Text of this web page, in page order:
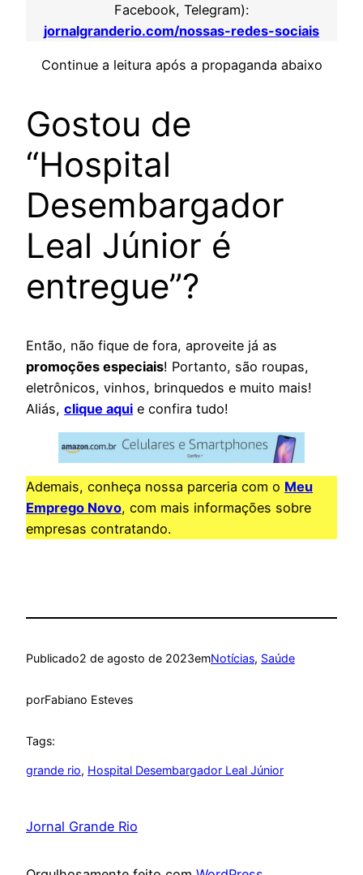
Facebook, Telegram):
jornalgranderio.com/nossas-redes-sociais
Continue a leitura após a propaganda abaixo
Gostou de
“Hospital
Desembargador
Leal Júnior é
entregue”?
Então, não fique de fora, aproveite já as
promoções especiais! Portanto, são roupas,
eletrônicos, vinhos, brinquedos e muito mais!
Aliás, clique aqui e confira tudo!
Ademais, conheça nossa parceria com o Meu
Emprego Novo, com mais informações sobre
empresas contratando.
Publicado2 de agosto de 2023emNotícias, Saúde
porFabiano Esteves
Tags:
grande rio, Hospital Desembargador Leal Júnior
Jornal Grande Rio